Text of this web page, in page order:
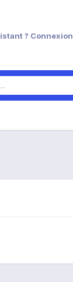
? Connexion